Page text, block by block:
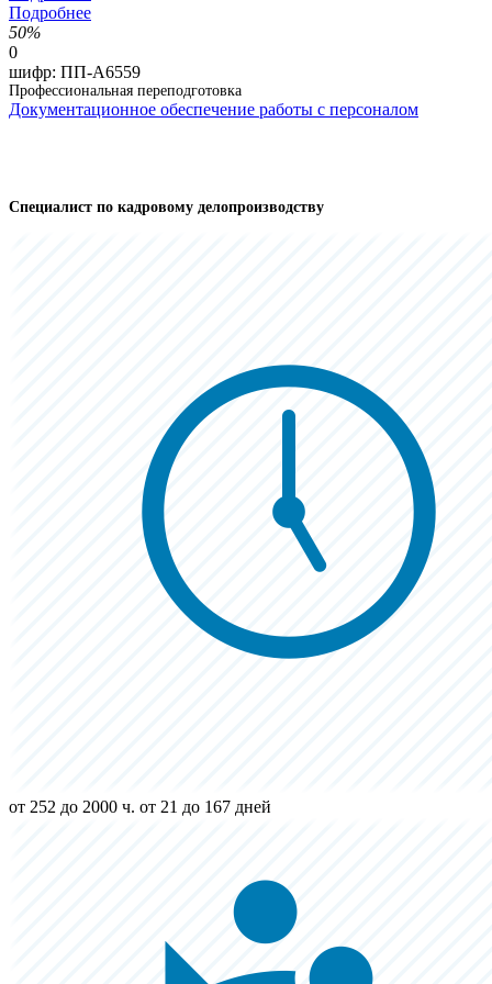
Подробнее
50%
0
шифр: ПП-А6559
Профессиональная переподготовка
Документационное обеспечение работы с персоналом
Специалист по кадровому делопроизводству
от 252 до 2000 ч. от 21 до 167 дней